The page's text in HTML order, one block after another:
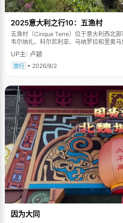
2025意大利之行10：五渔村
五渔村（Cinque Terre）位于意大利西北部
韦尔纳扎、科尔尼利亚、马纳罗拉和里奥
山傍海，房屋色彩斑斓，1997年被列为世界
UP主: 卢颖
旅行 • 2026/8/2
因为大同